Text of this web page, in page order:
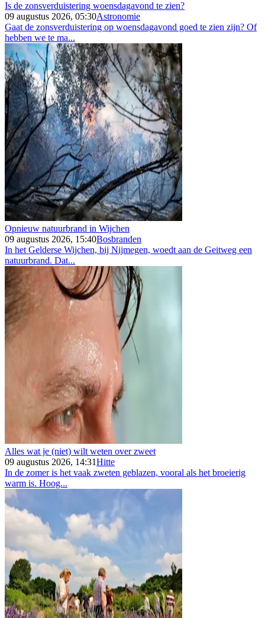
Is de zonsverduistering woensdagavond te zien?
09 augustus 2026, 05:30Astronomie
Gaat de zonsverduistering op woensdagavond goed te zien zijn? Of
hebben we te ma...
Opnieuw natuurbrand in Wijchen
09 augustus 2026, 15:40Bosbranden
In het Gelderse Wijchen, bij Nijmegen, woedt aan de Geitweg een
natuurbrand. Dat...
Alles wat je (niet) wilt weten over zweet
09 augustus 2026, 14:31Hitte
In de zomer is het vaak zweten geblazen, vooral als het broeierig
warm is. Hoog...